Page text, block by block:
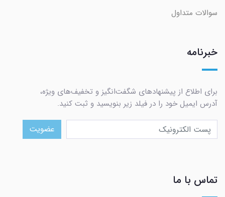
سوالات متداول
خبرنامه
برای اطلاع از پیشنهادهای شگفت‌انگیز و تخفیف‌های ویژه،
آدرس ایمیل خود را در فیلد زیر بنویسید و ثبت کنید.
عضویت
تماس با ما